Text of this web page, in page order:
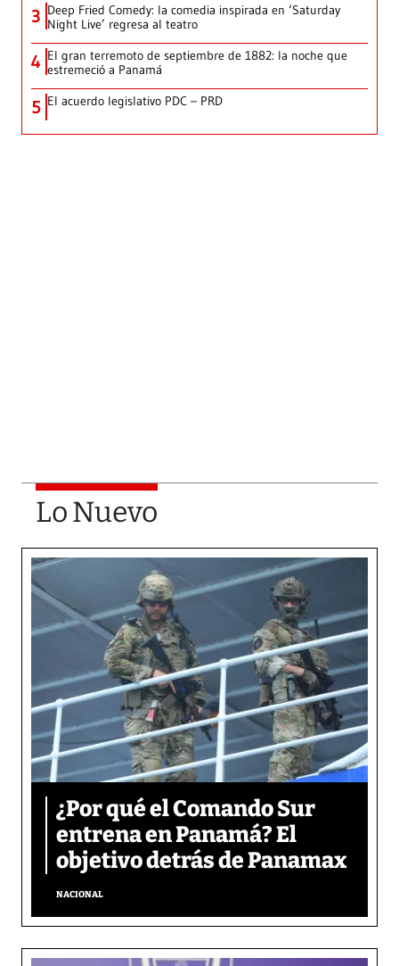
3 Deep Fried Comedy: la comedia inspirada en ‘Saturday
Night Live’ regresa al teatro
4 El gran terremoto de septiembre de 1882: la noche que
estremeció a Panamá
5 El acuerdo legislativo PDC – PRD
Lo Nuevo
¿Por qué el Comando Sur
entrena en Panamá? El
objetivo detrás de Panamax
NACIONAL